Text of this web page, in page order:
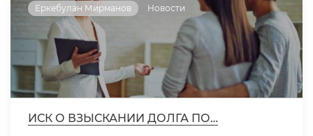
Еркебулан Мирманов Новости
ИСК О ВЗЫСКАНИИ ДОЛГА ПО…